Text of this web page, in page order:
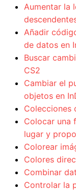
Aumentar la
Añadir
de datos en
Buscar
CS2
Cambiar el
objetos en
Colecciones
Colocar una
lugar y
Colorear
Colores
Combinar
Controlar la